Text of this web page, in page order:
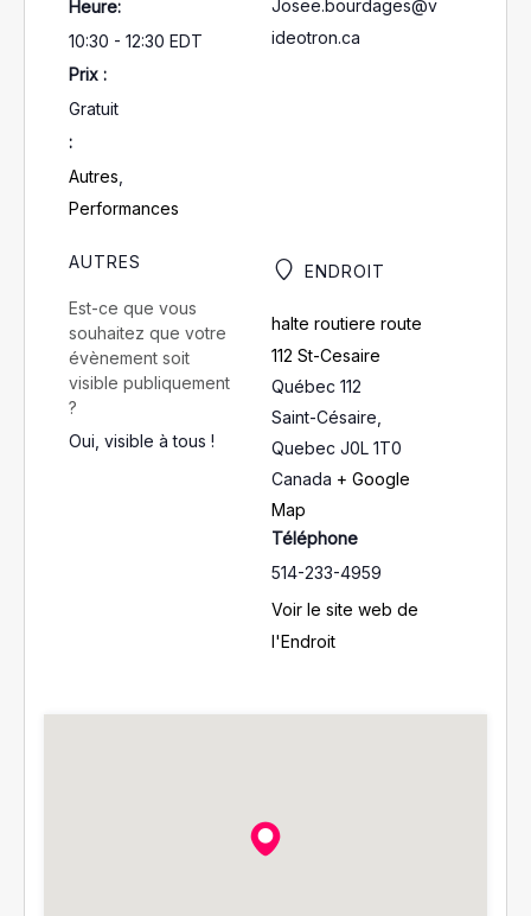
Heure:
10:30 - 12:30EDT
Prix :
Gratuit
:
Autres,
Performances
ENDROIT
halte routiere route
112 St-Cesaire
Québec 112
Saint-Césaire,
Quebec J0L 1T0
Canada + Google
Map
Téléphone
514-233-4959
Voir le site web de
l'Endroit
Josee.bourdages@v
ideotron.ca
AUTRES
Est-ce que vous
souhaitez que votre
évènement soit
visible publiquement
?
Oui, visible à tous !